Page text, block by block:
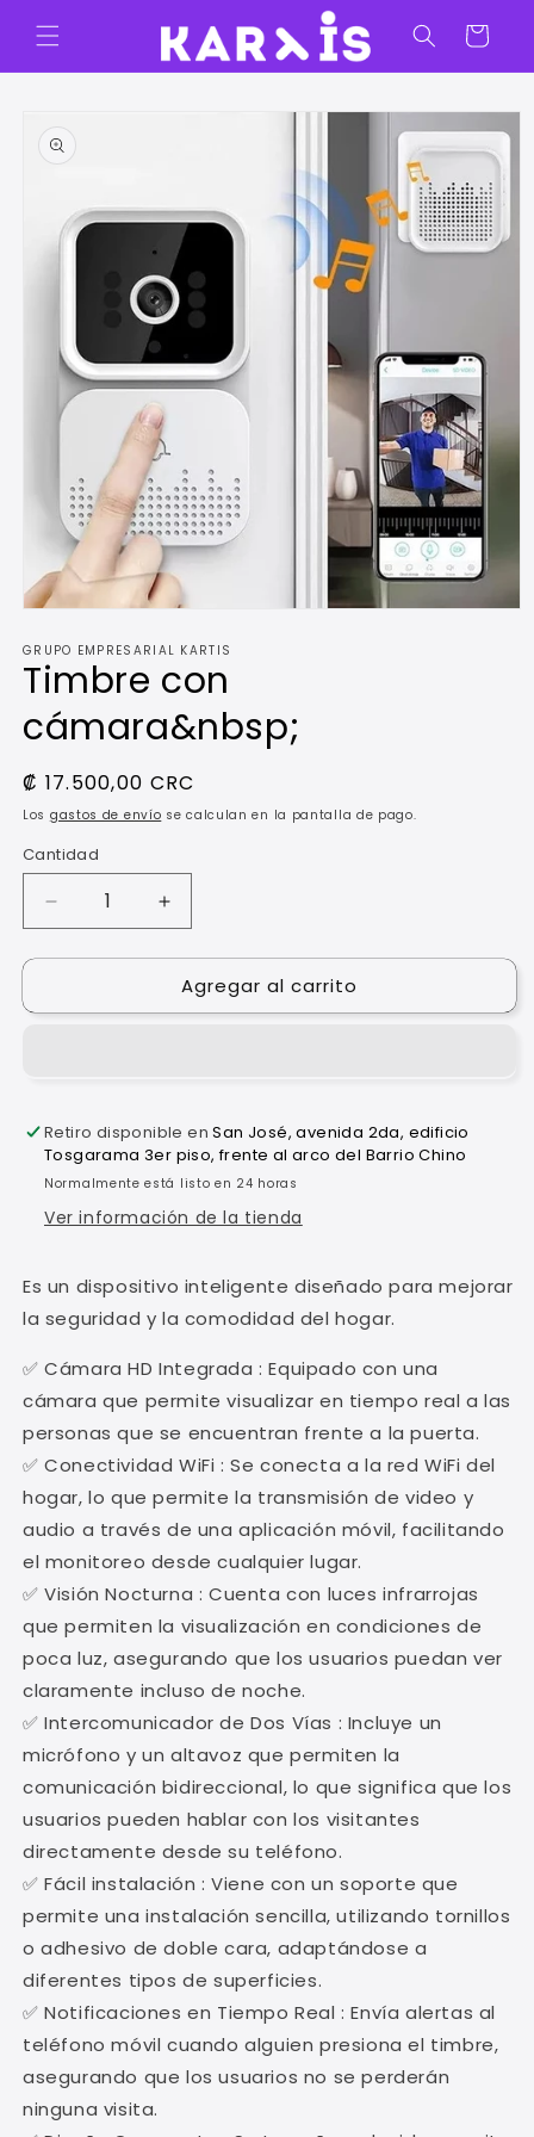
directamente
al contenido
Carrito
información
del producto
multimedia
1
ventana
modal
GRUPO EMPRESARIAL KARTIS
Timbre con
cámara&nbsp;
Precio
habitual
₡ 17.500,00 CRC
Los gastos de envío se calculan en la pantalla de pago.
Cantidad
Reducir
cantidad
para
con
Aumentar
cantidad
para
Timbre
con
Agregar al carrito
Retiro disponible enSan José, avenida 2da, edificio
Tosgarama 3er piso, frente al arco del Barrio Chino
Normalmente está listo en 24 horas
Ver información de la tienda
Es un dispositivo inteligente diseñado para mejorar
la seguridad y la comodidad del hogar.
✅ Cámara HD Integrada : Equipado con una
cámara que permite visualizar en tiempo real a las
personas que se encuentran frente a la puerta.
✅ Conectividad WiFi : Se conecta a la red WiFi del
hogar, lo que permite la transmisión de video y
audio a través de una aplicación móvil, facilitando
el monitoreo desde cualquier lugar.
✅ Visión Nocturna : Cuenta con luces infrarrojas
que permiten la visualización en condiciones de
poca luz, asegurando que los usuarios puedan ver
claramente incluso de noche.
✅ Intercomunicador de Dos Vías : Incluye un
micrófono y un altavoz que permiten la
comunicación bidireccional, lo que significa que los
usuarios pueden hablar con los visitantes
directamente desde su teléfono.
✅ Fácil instalación : Viene con un soporte que
permite una instalación sencilla, utilizando tornillos
o adhesivo de doble cara, adaptándose a
diferentes tipos de superficies.
✅ Notificaciones en Tiempo Real : Envía alertas al
teléfono móvil cuando alguien presiona el timbre,
asegurando que los usuarios no se perderán
ninguna visita.